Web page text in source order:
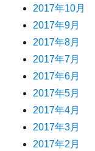
2017年10月
2017年9月
2017年8月
2017年7月
2017年6月
2017年5月
2017年4月
2017年3月
2017年2月